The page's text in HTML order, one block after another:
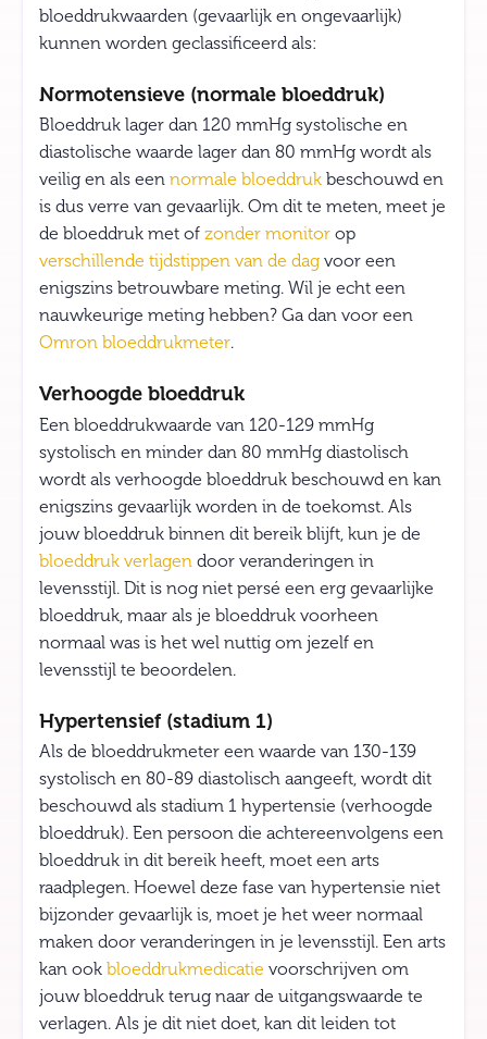
bloeddrukwaarden (gevaarlijk en ongevaarlijk)
kunnen worden geclassificeerd als:
Normotensieve (normale bloeddruk)
Bloeddruk lager dan 120 mmHg systolische en
diastolische waarde lager dan 80 mmHg wordt als
veilig en als een normale bloeddruk beschouwd en
is dus verre van gevaarlijk. Om dit te meten, meet je
de bloeddruk met of zonder monitor op
verschillende tijdstippen van de dag voor een
enigszins betrouwbare meting. Wil je echt een
nauwkeurige meting hebben? Ga dan voor een
Omron bloeddrukmeter.
Verhoogde bloeddruk
Een bloeddrukwaarde van 120-129 mmHg
systolisch en minder dan 80 mmHg diastolisch
wordt als verhoogde bloeddruk beschouwd en kan
enigszins gevaarlijk worden in de toekomst. Als
jouw bloeddruk binnen dit bereik blijft, kun je de
bloeddruk verlagen door veranderingen in
levensstijl. Dit is nog niet persé een erg gevaarlijke
bloeddruk, maar als je bloeddruk voorheen
normaal was is het wel nuttig om jezelf en
levensstijl te beoordelen.
Hypertensief (stadium 1)
Als de bloeddrukmeter een waarde van 130-139
systolisch en 80-89 diastolisch aangeeft, wordt dit
beschouwd als stadium 1 hypertensie (verhoogde
bloeddruk). Een persoon die achtereenvolgens een
bloeddruk in dit bereik heeft, moet een arts
raadplegen. Hoewel deze fase van hypertensie niet
bijzonder gevaarlijk is, moet je het weer normaal
maken door veranderingen in je levensstijl. Een arts
kan ook bloeddrukmedicatie voorschrijven om
jouw bloeddruk terug naar de uitgangswaarde te
verlagen. Als je dit niet doet, kan dit leiden tot